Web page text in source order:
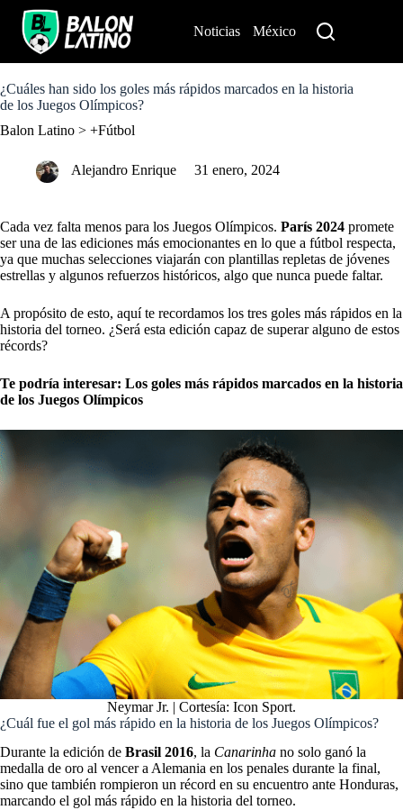
o
c
n
Noticias México
¿Cuáles han sido los goles más rápidos marcados en la historia
de los Juegos Olímpicos?
Balon Latino > +Fútbol
Alejandro Enrique 31 enero, 2024
Cada vez falta menos para los Juegos Olímpicos. París 2024 promete
ser una de las ediciones más emocionantes en lo que a fútbol respecta,
ya que muchas selecciones viajarán con plantillas repletas de jóvenes
estrellas y algunos refuerzos históricos, algo que nunca puede faltar.
A propósito de esto, aquí te recordamos los tres goles más rápidos en la
historia del torneo. ¿Será esta edición capaz de superar alguno de estos
récords?
Te podría interesar: Los goles más rápidos marcados en la historia
de los Juegos Olímpicos
Neymar Jr. | Cortesía: Icon Sport.
¿Cuál fue el gol más rápido en la historia de los Juegos Olímpicos?
Durante la edición de Brasil 2016, la Canarinha no solo ganó la
medalla de oro al vencer a Alemania en los penales durante la final,
sino que también rompieron un récord en su encuentro ante Honduras,
marcando el gol más rápido en la historia del torneo.